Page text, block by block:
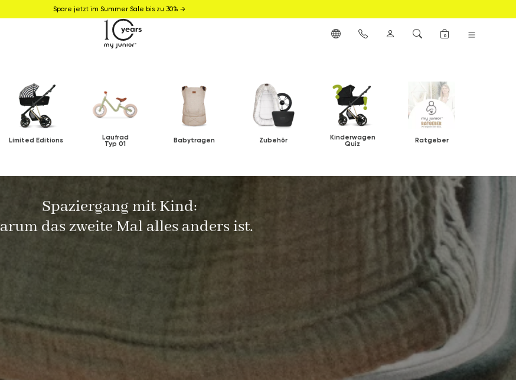
0
Spare jetzt im Summer Sale bis zu 30% →
Limited Editions Laufrad
Typ 01 Babytragen Zubehör Kinderwagen
Quiz Ratgeber
Spaziergang mit Kind:
das zweite Mal alles anders ist.